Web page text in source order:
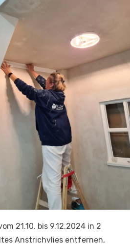
21.10. bis 9.12.2024 in 2
Anstrichvlies entfernen,